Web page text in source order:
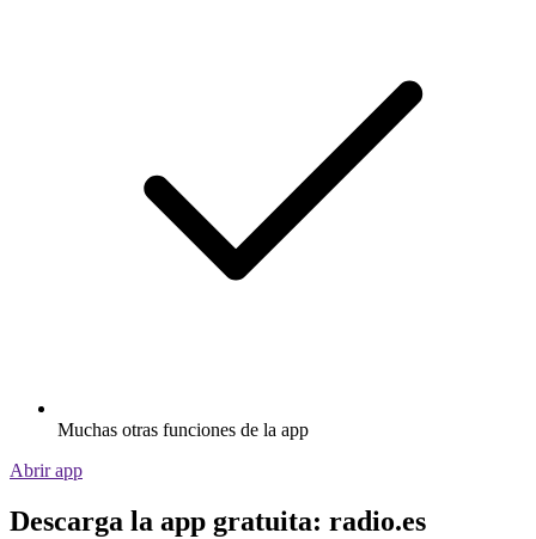
Muchas otras funciones de la app
Abrir app
Descarga la app gratuita: radio.es